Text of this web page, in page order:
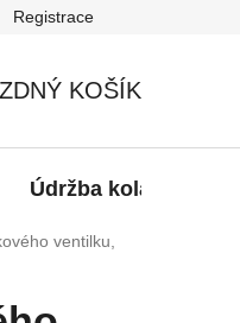
Registrace
KOŠÍK
Údržba kola
ventilku,